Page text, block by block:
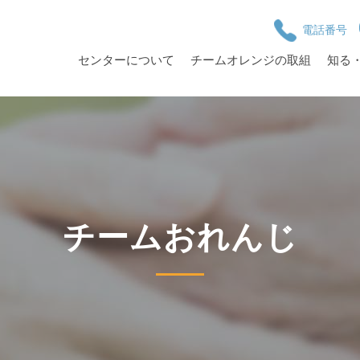
電話番号
センターについて チームオレンジの取組 知る
チームおれんじ